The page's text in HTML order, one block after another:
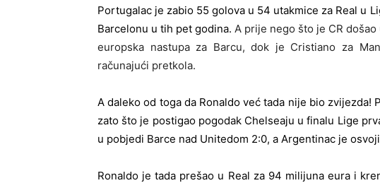
Portugalac je zabio 55 golova u 54 utakmice za Real u
Barcelonu u tih pet godina. A prije nego što je CR
europska nastupa za Barcu, dok je Cristiano za
računajući pretkola.
A daleko od toga da Ronaldo već tada nije bio zvijezda!
zato što je postigao pogodak Chelseaju u finalu Lige
u pobjedi Barce nad Unitedom 2:0, a Argentinac je
Ronaldo je tada prešao u Real za 94 milijuna eura i